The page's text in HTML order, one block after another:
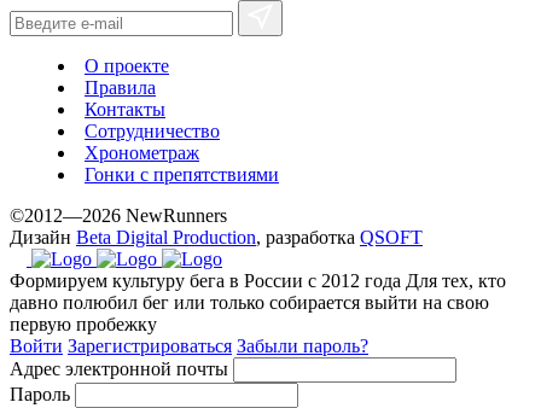
О проекте
Правила
Контакты
Сотрудничество
Хронометраж
Гонки с препятствиями
©2012—2026 NewRunners
Дизайн Beta Digital Production, разработка QSOFT
Формируем культуру бега в России с 2012 года Для тех, кто
давно полюбил бег или только собирается выйти на свою
первую пробежку
Войти Зарегистрироваться Забыли пароль?
Адрес электронной почты
Пароль